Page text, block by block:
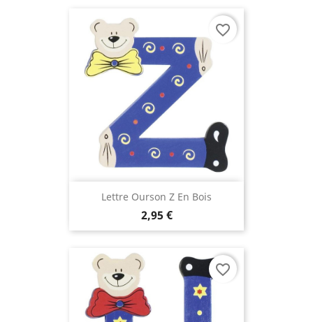
Lettre Ourson Z En Bois
2,95 €
favorite_border
favorite_border